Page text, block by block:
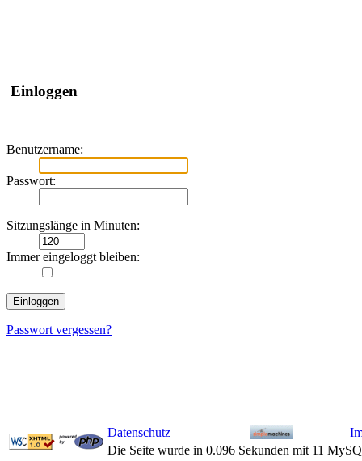
Einloggen
Benutzername:
Passwort:
Sitzungslänge in Minuten:
Immer eingeloggt bleiben:
Passwort vergessen?
Datenschutz
Die Seite wurde in 0.096 Sekunden mit 11